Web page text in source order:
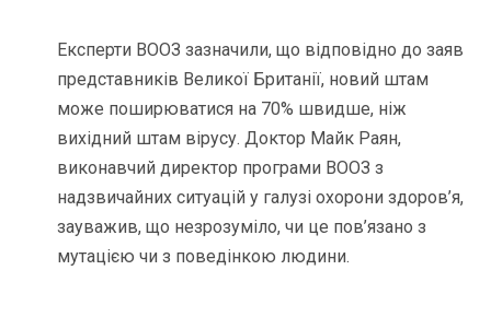
Експерти ВООЗ зазначили, що відповідно до заяв
представників Великої Британії, новий штам
може поширюватися на 70% швидше, ніж
вихідний штам вірусу. Доктор Майк Раян,
виконавчий директор програми ВООЗ з
надзвичайних ситуацій у галузі охорони здоров’я,
зауважив, що незрозуміло, чи це пов’язано з
мутацією чи з поведінкою людини.